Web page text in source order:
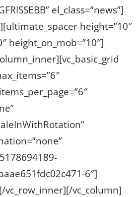
el_class=”news”]
height=”10″
height_on_mob=”10″]
6″]
vc_row_inner][/vc_column]